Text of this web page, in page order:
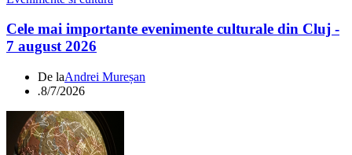
Cele mai importante evenimente culturale din Cluj -
7 august 2026
De laAndrei Mureșan
.8/7/2026